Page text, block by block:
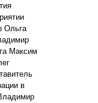
Ольга
Максим
в